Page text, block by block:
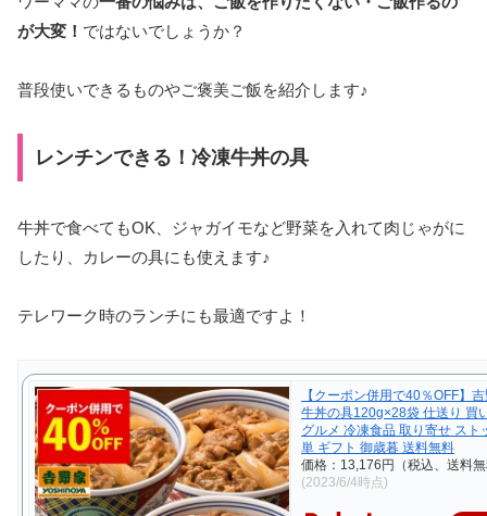
が大変！ ではないでしょうか？
普段使いできるものやご褒美ご飯を紹介します♪
レンチンできる！冷凍牛丼の具
牛丼で食べてもOK、ジャガイモなど野菜を入れて肉じゃがに
したり、カレーの具にも使えます♪
テレワーク時のランチにも最適ですよ！
【クーポン併用で40％OFF】
牛丼の具120g×28袋 仕送り 買
グルメ 冷凍食品 取り寄せ スト
単 ギフト 御歳暮 送料無料
価格：13,176円（税込、送料
(2023/6/4時点)